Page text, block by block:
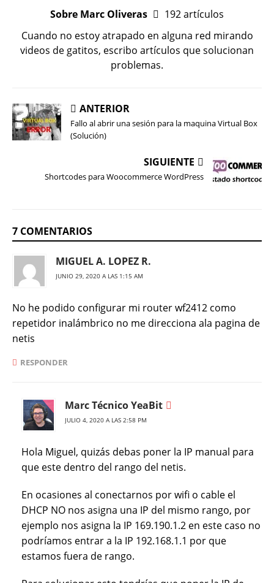
Sobre Marc Oliveras
192 artículos
Cuando no estoy atrapado en alguna red mirando
videos de gatitos, escribo artículos que solucionan
problemas.
ANTERIOR
Fallo al abrir una sesión para la maquina Virtual Box
(Solución)
SIGUIENTE
Shortcodes para Woocommerce WordPress
7 COMENTARIOS
MIGUEL A. LOPEZ R.
JUNIO 29, 2020 A LAS 1:15 AM
No he podido configurar mi router wf2412 como
repetidor inalámbrico no me direcciona ala pagina de
netis
RESPONDER
Marc Técnico YeaBit
JULIO 4, 2020 A LAS 2:58 PM
Hola Miguel, quizás debas poner la IP manual para
que este dentro del rango del netis.
En ocasiones al conectarnos por wifi o cable el
DHCP NO nos asigna una IP del mismo rango, por
ejemplo nos asigna la IP 169.190.1.2 en este caso no
podríamos entrar a la IP 192.168.1.1 por que
estamos fuera de rango.